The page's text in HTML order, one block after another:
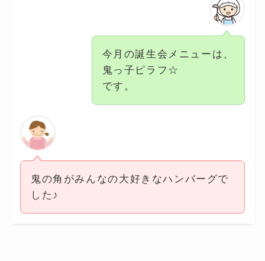
今月の誕生会メニューは、
鬼っ子ピラフ☆
です。
鬼の角がみんなの大好きなハンバーグで
した♪